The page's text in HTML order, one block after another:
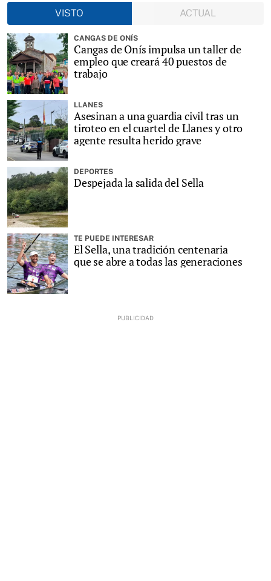
VISTO
ACTUAL
CANGAS DE ONÍS
Cangas de Onís impulsa un taller de
empleo que creará 40 puestos de
trabajo
LLANES
Asesinan a una guardia civil tras un
tiroteo en el cuartel de Llanes y otro
agente resulta herido grave
DEPORTES
Despejada la salida del Sella
TE PUEDE INTERESAR
El Sella, una tradición centenaria
que se abre a todas las generaciones